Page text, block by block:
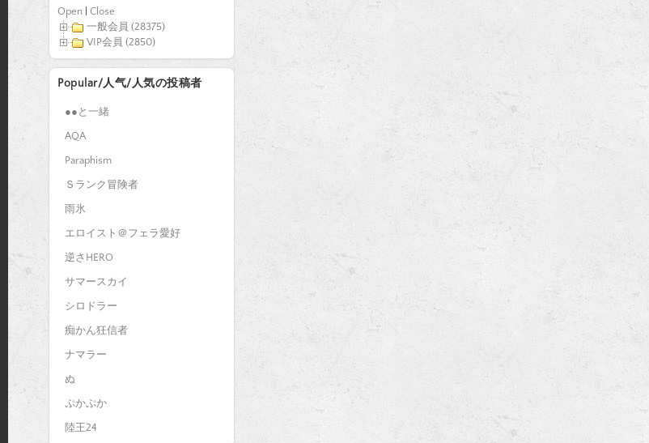
Open
Close
一般会員 (28375)
VIP会員 (2850)
Popular/人气/人気の投稿者
●●と一緒
AQA
Paraphism
Ｓランク冒険者
雨氷
エロイスト＠フェラ愛好
逆さHERO
サマースカイ
シロドラー
痴かん狂信者
ナマラー
ぬ
ぷかぷか
陸王24